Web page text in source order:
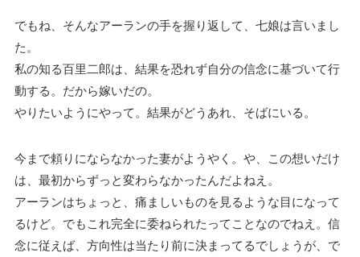
でもね、そんなアーランの手を握り返して、七娘は言いまし
た。
私の知る百里二郎は、結果を恐れず自分の信念に基づいて行
動する。だから嫁いだの。
やりたいようにやって。結果がどうあれ、そばにいる。
今まで頼りにならなかった妻がようやく。や、この想いだけ
は、最初からずっと変わらなかったんだよねえ。
アーランはちょっと、痛ましいものを見るような目になって
るけど。でもこれ完全に委ねられたってことなのでねえ。信
念に従えば、方向性は当たり前に決まってるでしょうが、で